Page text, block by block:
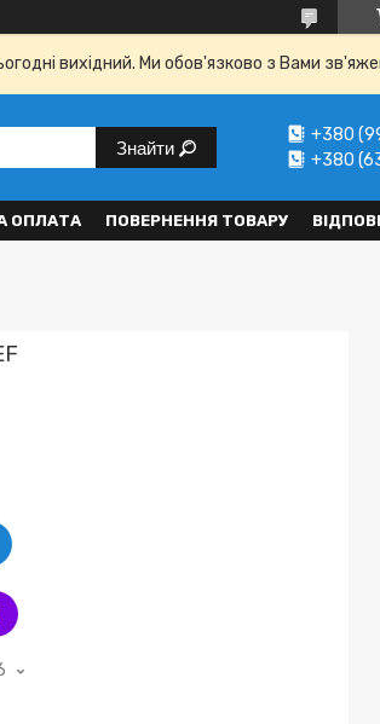
вихідний. Ми обов'язково з Вами
Знайти
+380
+380
ОПЛАТА ПОВЕРНЕННЯ ТОВАРУ